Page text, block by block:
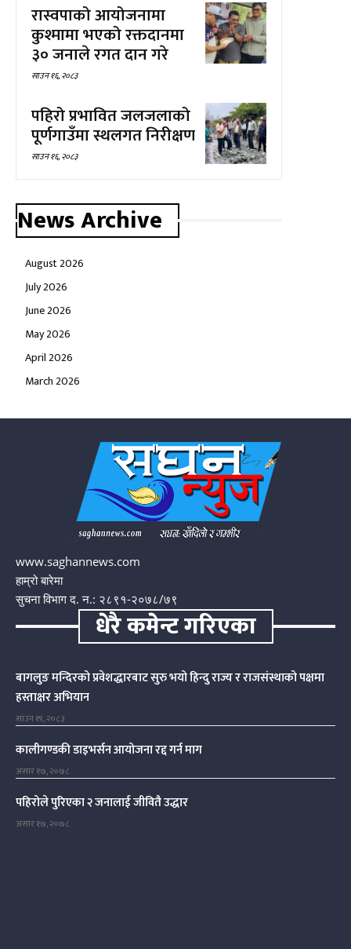
रास्वपाको आयोजनामा
कुश्मामा भएको रक्तदानमा
३० जनाले रगत दान गरे
साउन १६, २०८३
पहिरो प्रभावित जलजलाको
पूर्णगाउँमा स्थलगत निरीक्षण
साउन १६, २०८३
News Archive
August 2026
July 2026
June 2026
May 2026
April 2026
March 2026
www.saghannews.com
हाम्रो बारेमा
सुचना विभाग द. न.: २८९१-२०७८/७९
धेरै कमेन्ट गरिएका
बागलुङ मन्दिरको प्रवेशद्धारबाट सुरु भयो हिन्दु राज्य र राजसंस्थाको पक्षमा
हस्ताक्षर अभियान
साउन १९, २०८३
कालीगण्डकी डाइभर्सन आयोजना रद्द गर्न माग
असार १७, २०७८
पहिरोले पुरिएका २ जनालाई जीवितै उद्धार
असार १७, २०७८